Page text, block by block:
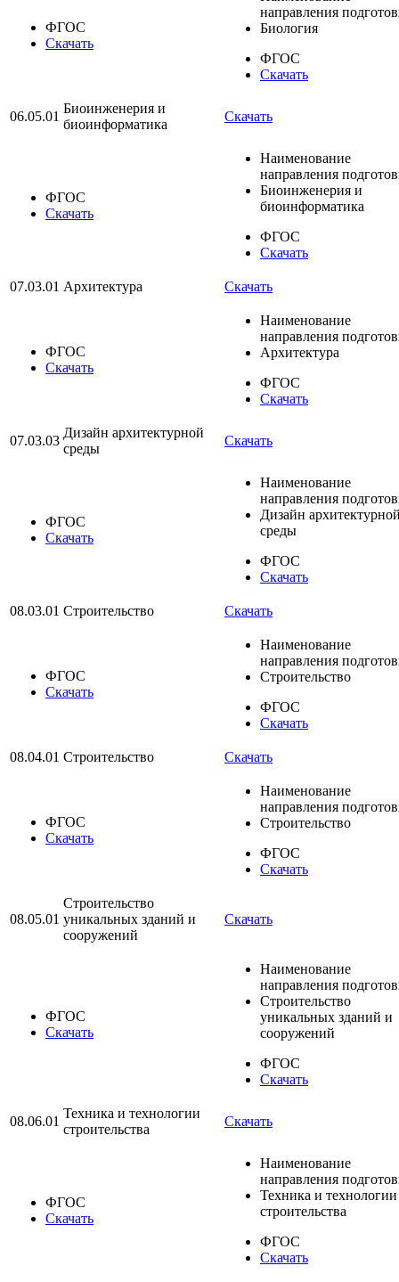
ФГОС
Скачать
направления
Биология
ФГОС
Скачать
06.05.01
Биоинженерия и
биоинформатика
Скачать
ФГОС
Скачать
Наименование
направления
Биоинженерия и
биоинформатика
ФГОС
Скачать
07.03.01 Архитектура Скачать
ФГОС
Скачать
Наименование
направления
Архитектура
ФГОС
Скачать
07.03.03
Дизайн архитектурной
среды
Скачать
ФГОС
Скачать
Наименование
направления
Дизайн
среды
ФГОС
Скачать
08.03.01 Строительство Скачать
ФГОС
Скачать
Наименование
направления
Строительство
ФГОС
Скачать
08.04.01 Строительство Скачать
ФГОС
Скачать
Наименование
направления
Строительство
ФГОС
Скачать
08.05.01
Строительство
уникальных зданий и
сооружений
Скачать
ФГОС
Скачать
Наименование
направления
Строительство
уникальных зданий и
сооружений
ФГОС
Скачать
08.06.01
Техника и технологии
строительства
Скачать
ФГОС
Скачать
Наименование
направления
Техника и технологии
строительства
ФГОС
Скачать